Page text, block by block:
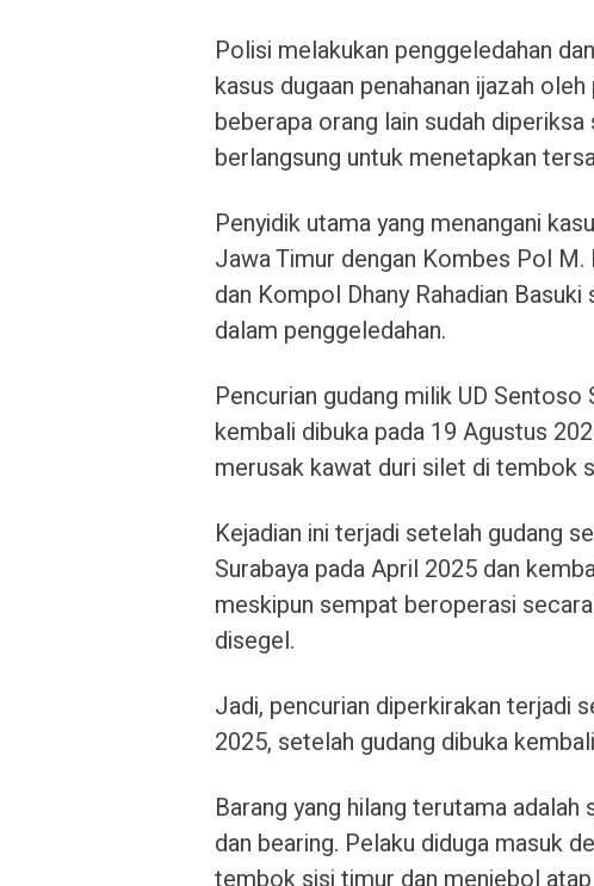
Polisi melakukan penggeledahan
kasus dugaan penahanan ijazah
beberapa orang lain sudah
berlangsung untuk menetapkan
Penyidik utama yang menangani
Jawa Timur dengan Kombes Pol
dan Kompol Dhany Rahadian
dalam penggeledahan.
Pencurian gudang milik UD
kembali dibuka pada 19 Agustus
merusak kawat duri silet di tembok
Kejadian ini terjadi setelah gudang
Surabaya pada April 2025 dan
meskipun sempat beroperasi
disegel.
Jadi, pencurian diperkirakan terjadi
2025, setelah gudang dibuka
Barang yang hilang terutama
dan bearing. Pelaku diduga masuk